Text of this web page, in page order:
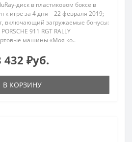
диск в пластиковом боксе в
к игре за 4 дня – 22 февраля 2019;
включающий загружаемые бонусы:
911 RGT RALLY
машины «Моя ко..
432 ₽уб.
В КОРЗИНУ